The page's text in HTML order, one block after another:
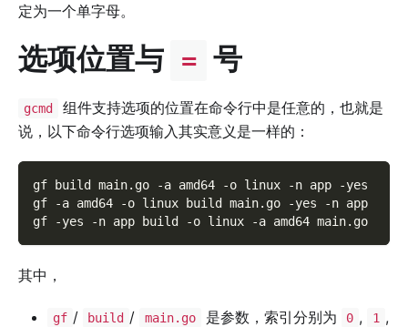
定为一个单字母。
选项位置与 = 号
gcmd
组件支持选项的位置在命令行中是任意的，也就是
说，以下命令行选项输入其实意义是一样的：
gf build main.go -a amd64 -o linux -n app
-yes
gf
-a amd64 -o linux build main.go -yes -n app
gf
-yes -n app build -o linux -a amd64 main.go
其中，
gf / build / main.go 是参数，索引分别为 0 , 1 ,